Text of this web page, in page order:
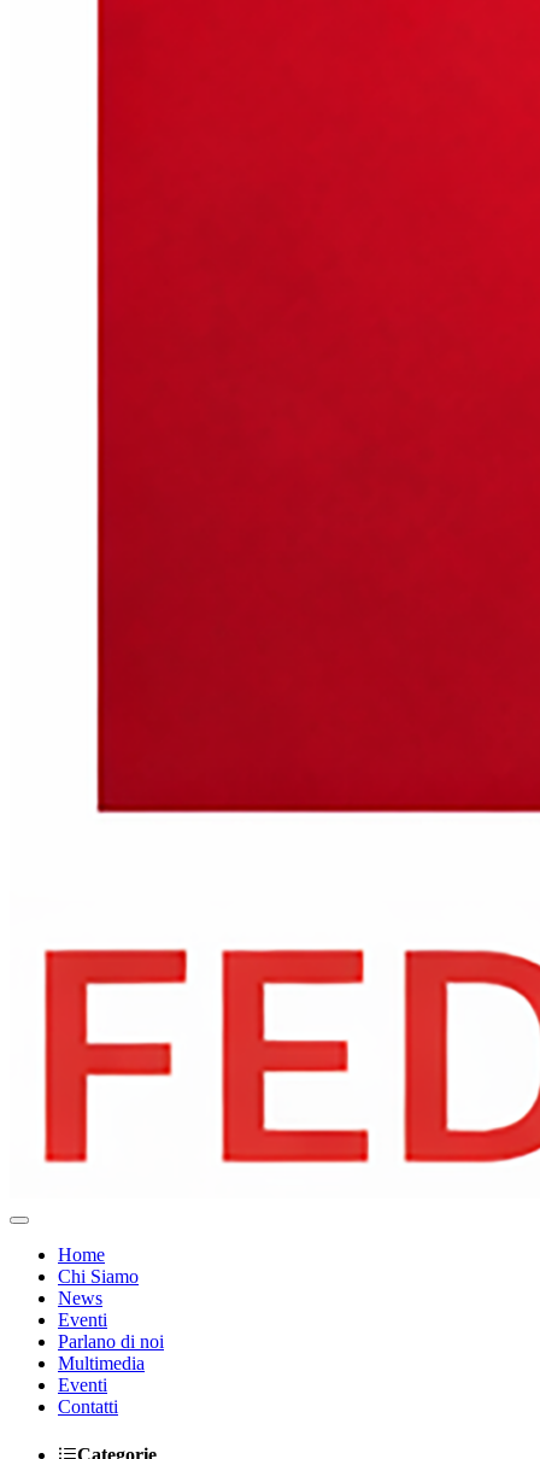
Home
Chi Siamo
News
Eventi
Parlano di noi
Multimedia
Eventi
Contatti
Categorie